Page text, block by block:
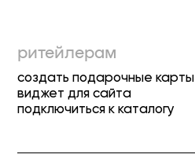
ритейлерам
создать подарочные карты
виджет для сайта
подключиться к каталогу